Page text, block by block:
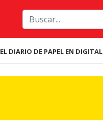
EL DIARIO DE PAPEL EN DIGITAL